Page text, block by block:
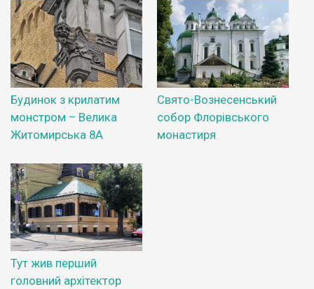
Будинок з крилатим
монстром – Велика
Житомирська 8А
Свято-Вознесенський
собор Флорівського
монастиря
Тут жив перший
головний архітектор